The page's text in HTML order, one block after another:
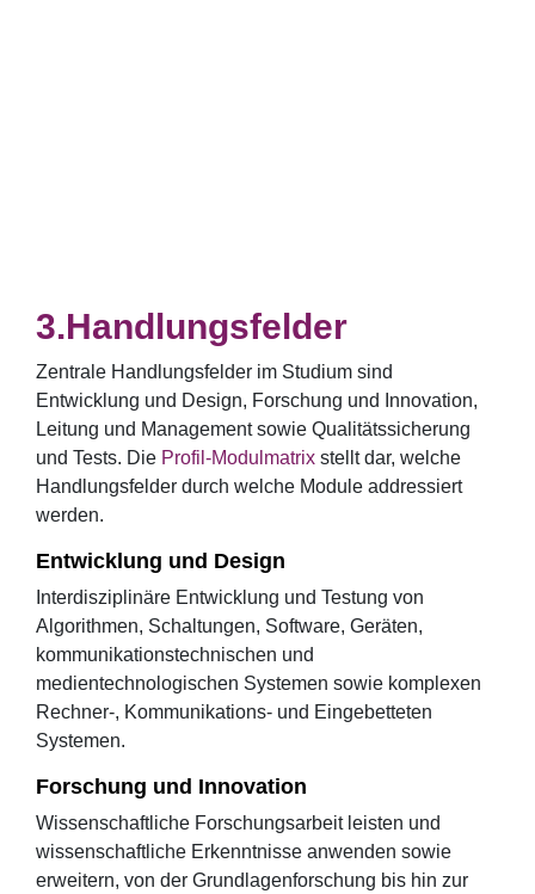
Handlungsfelder
Zentrale Handlungsfelder im Studium sind
Entwicklung und Design, Forschung und Innovation,
Leitung und Management sowie Qualitätssicherung
und Tests. Die Profil-Modulmatrix stellt dar, welche
Handlungsfelder durch welche Module addressiert
werden.
Entwicklung und Design
Interdisziplinäre Entwicklung und Testung von
Algorithmen, Schaltungen, Software, Geräten,
kommunikationstechnischen und
medientechnologischen Systemen sowie komplexen
Rechner-, Kommunikations- und Eingebetteten
Systemen.
Forschung und Innovation
Wissenschaftliche Forschungsarbeit leisten und
wissenschaftliche Erkenntnisse anwenden sowie
erweitern, von der Grundlagenforschung bis hin zur